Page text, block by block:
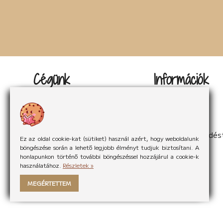
Ez az oldal cookie-kat (sütiket) használ azért, hogy weboldalunk
böngészése során a lehető legjobb élményt tudjuk biztosítani. A
honlapunkon történő további böngészéssel hozzájárul a cookie-k
használatához. Részletek »
MEGÉRTETTEM
Cégünk
Rólunk
Rólunk mondták
Hírek
Partnereink
Információk
Elállás a